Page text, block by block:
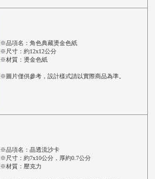
※品項名：角色典藏燙金色紙
※尺寸：約12x12公分
※材質：燙金色紙
※圖片僅供參考，設計樣式請以實際商品為準。
※品項名：晶透流沙卡
※尺寸：約7x10公分，厚約0.7公分
※材質：壓克力